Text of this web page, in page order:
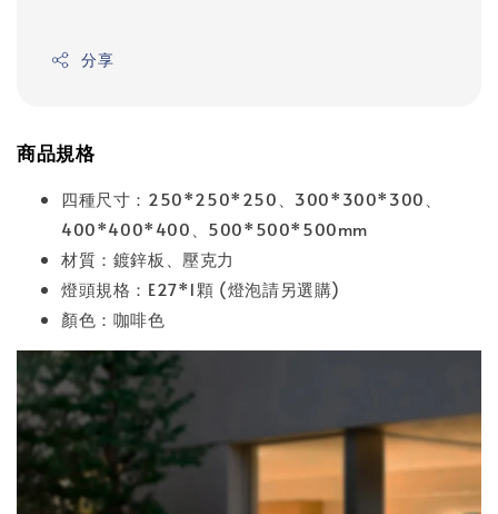
分享
商品規格
四種尺寸：250*250*250、300*300*300、
400*400*400、500*500*500mm
材質：鍍鋅板、壓克力
燈頭規格：E27*1顆 (燈泡請另選購)
顏色：咖啡色